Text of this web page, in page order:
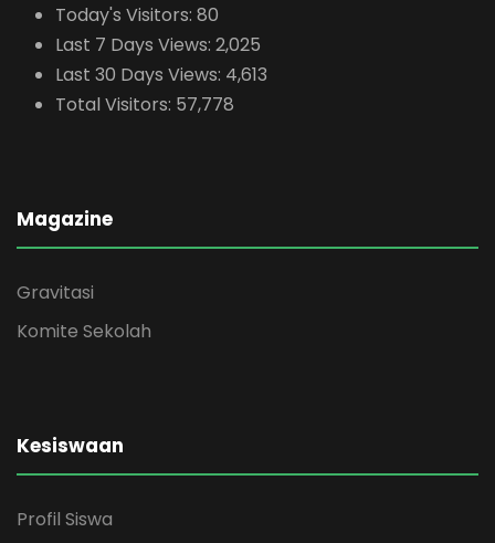
Today's Visitors: 80
Last 7 Days Views: 2,025
Last 30 Days Views: 4,613
Total Visitors: 57,778
Magazine
Gravitasi
Komite Sekolah
Kesiswaan
Profil Siswa